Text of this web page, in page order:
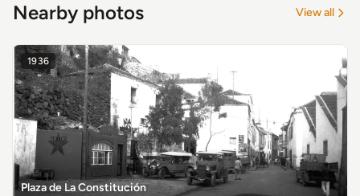
Nearby photos View all
1936
Plaza de La Constitución